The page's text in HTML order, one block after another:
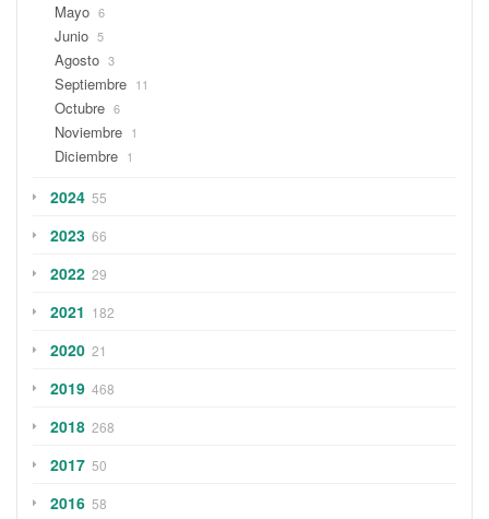
Mayo 6
Junio 5
Agosto 3
Septiembre 11
Octubre 6
Noviembre 1
Diciembre 1
2024 55
2023 66
2022 29
2021 182
2020 21
2019 468
2018 268
2017 50
2016 58